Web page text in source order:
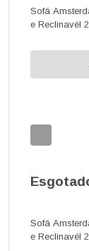
Sofá
e Reclinavél
Sofá
e Reclinavél